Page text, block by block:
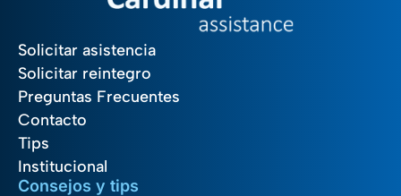
Solicitar asistencia
Solicitar reintegro
Preguntas Frecuentes
Contacto
Tips
Institucional
Consejos y tips